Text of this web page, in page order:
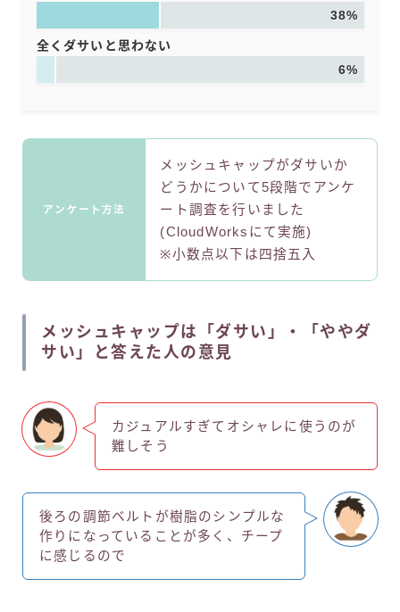
38%
全くダサいと思わない
6%
アンケート方法
メッシュキャップがダサいか
どうかについて5段階でアンケ
ート調査を行いました
(CloudWorksにて実施)
※小数点以下は四捨五入
メッシュキャップは「ダサい」・「ややダ
サい」と答えた人の意見
カジュアルすぎてオシャレに使うのが
難しそう
後ろの調節ベルトが樹脂のシンプルな
作りになっていることが多く、チープ
に感じるので